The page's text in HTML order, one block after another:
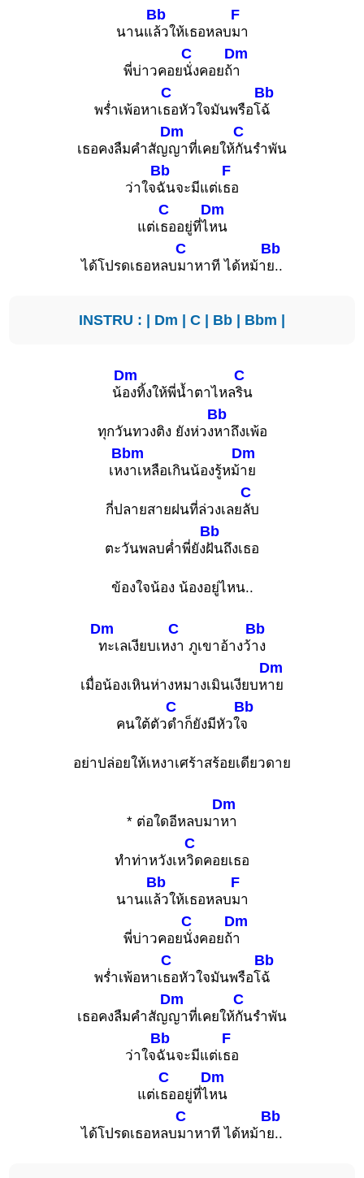
นานแ
Bb
ล้วให้เธอหลบ
F
มา
พี่บ่าวคอย
C
นั่งคอยถ้
Dm
า
พร่ำเพ้อหาเ
C
ธอหัวใจมันพรือโ
Bb
ฉ้
เธอคงลืมคำสัญ
Dm
ญาที่เคยให้
C
กันรำพัน
ว่าใจ
Bb
ฉันจะมีแต่เ
F
ธอ
แต่เ
C
ธออยู่ที่ไ
Dm
หน
ได้โปรดเธอหลบ
C
มาหาที ได้หม้า
Bb
ย..
INSTRU : | Dm | C | Bb | Bbm |
น้
Dm
องทิ้งให้พี่น้ำตาไหล
C
ริน
ทุกวันทวงติง ยังห่วง
Bb
หาถึงเพ้อ
เห
Bbm
งาเหลือเกินน้องรู้หม้
Dm
าย
กี่ปลายสายฝนที่ล่วงเลย
C
ลับ
ตะวันพลบค่ำพี่ยัง
Bb
ฝันถึงเธอ
ข้องใจน้อง น้องอยู่ไหน..
Dm
ทะเลเงียบเห
C
งา ภูเขาอ้างว้
Bb
าง
เมื่อน้องเหินห่างหมางเมินเงียบห
Dm
าย
คนใต้ตัว
C
ดำก็ยังมีหัวใ
Bb
จ
อย่าปล่อยให้เหงาเศร้าสร้อยเดียวดาย
* ต่อใดอีหลบมา
Dm
หา
ทำท่าหวังเห
C
วิดคอยเธอ
นานแ
Bb
ล้วให้เธอหลบ
F
มา
พี่บ่าวคอย
C
นั่งคอยถ้
Dm
า
พร่ำเพ้อหาเ
C
ธอหัวใจมันพรือโ
Bb
ฉ้
เธอคงลืมคำสัญ
Dm
ญาที่เคยให้
C
กันรำพัน
ว่าใจ
Bb
ฉันจะมีแต่เ
F
ธอ
แต่เ
C
ธออยู่ที่ไ
Dm
หน
ได้โปรดเธอหลบ
C
มาหาที ได้หม้า
Bb
ย..